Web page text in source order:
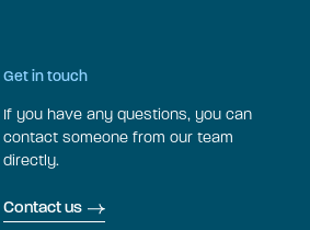
Get in touch
If you have any questions, you can
contact someone from our team
directly.
Contact us